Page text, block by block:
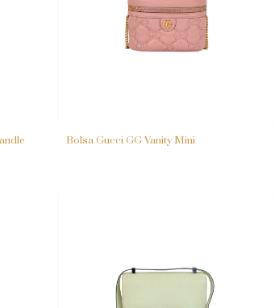
Bolsa Gucci GG Vanity Mini